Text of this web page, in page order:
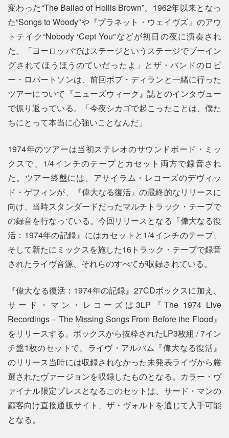
変わった“The Ballad of Hollis Brown”、1962年以来となっ
た“Songs to Woody”や『プラネット・ウェイヴズ』のアウ
トテイク“Nobody ‘Cept You”などが初日の夜に演奏され
た。「ヨーロッパではステージというステージでブーイン
グされてほうほうのていだったよ」とザ・バンドのロビ
ー・ロバートソンは、前回ボブ・ディランと一緒に行った
ツアーについて『ニューズウィーク』誌とのインタヴュー
で振り返っている。「今夜シカゴで起こったことは、僕た
ちにとって本当に心強いことなんだ」
1974年のツアーは当初ステレオのサウンドボード・ミッ
クスで、1/4インチのテープとカセット両方で録音され
た。ツアー終盤には、アサイラム・レコーズのデヴィッ
ド・ゲフィンが、『偉大なる復活』の最終的なリリースに
向け、当時スタンダードだったマルチトラック・テープで
の録音を行なっている。今回リリースとなる『偉大なる復
活：1974年の記録』にはカセットと1/4インチのテープ、
そして新たにミックスを施した16トラック・テープで録音
されたライヴ音源、それらのすべてが収録されている。
『偉大なる復活：1974年の記録』27CDボックスに加え、
サード・マン・レコーズは3LP『The 1974 Live
Recordings – The Missing Songs From Before the Flood』
をリリースする。ボックスから抜粋されたLP3枚組 / 7イン
チ盤1枚のセットで、ライヴ・アルバム『偉大なる復活』
のリリース当時には収録されなかった未発表ライヴから厳
選されたヴァージョンを収録したものとなる。カラー・ヴ
ァイナル限定プレスとなるこのセットは、サード・マンの
顧客向け直接通販サイト、ザ・ヴォルトを通じて入手可能
となる。